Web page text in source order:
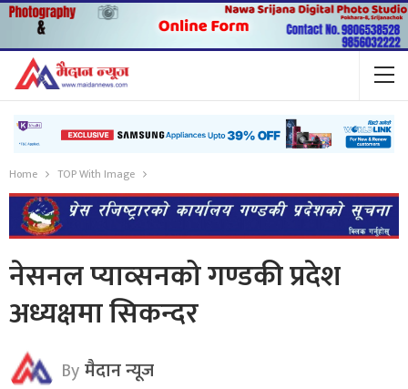
Home TOP With Image
नेसनल प्याव्सनको गण्डकी प्रदेश
अध्यक्षमा सिकन्दर
Byमैदान न्यूज